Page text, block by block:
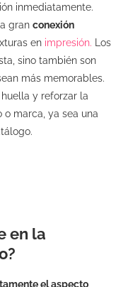
inmediatamente.
gran conexión
en impresión. Los
sino también son
más memorables.
y reforzar la
marca, ya sea una
en la
el aspecto